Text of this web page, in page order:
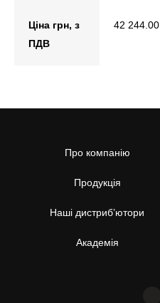
Ціна грн, з
ПДВ
42 244.00
Про компанію
Продукція
Наші дистриб’ютори
Академія